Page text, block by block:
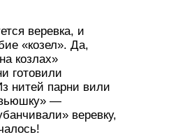
веревка, и
«козел». Да,
козлах»
готовили
нитей парни вили
—
веревку,